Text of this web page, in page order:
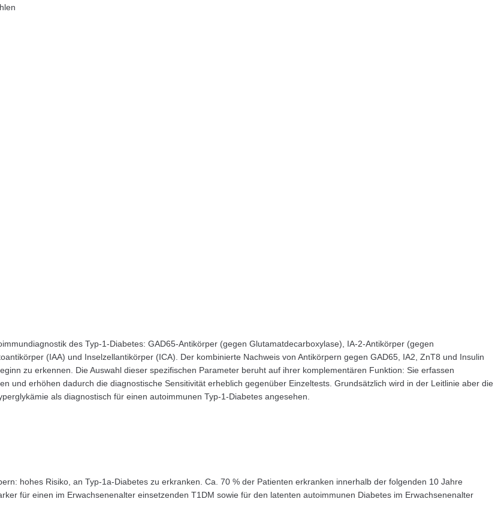
des Typ-1-Diabetes: GAD65-Antikörper (gegen Glutamatdecarboxylase), IA-2-Antikörper (gegen
(IAA) und Inselzellantikörper (ICA). Der kombinierte Nachweis von Antikörpern gegen GAD65, IA2, ZnT8 und Insulin
zu erkennen. Die Auswahl dieser spezifischen Parameter beruht auf ihrer komplementären Funktion: Sie erfassen
und erhöhen dadurch die diagnostische Sensitivität erheblich gegenüber Einzeltests. Grundsätzlich wird in der Leitlinie aber die
als diagnostisch für einen autoimmunen Typ-1-Diabetes angesehen.
hohes Risiko, an Typ-1a-Diabetes zu erkranken. Ca. 70 % der Patienten erkranken innerhalb der folgenden 10 Jahre
für einen im Erwachsenenalter einsetzenden T1DM sowie für den latenten auto­immunen Diabetes im Erwachsenenalter